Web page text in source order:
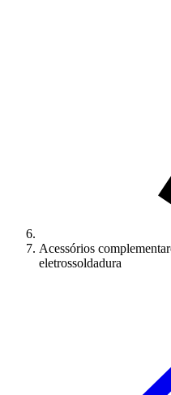
Acessórios
eletrossoldadura